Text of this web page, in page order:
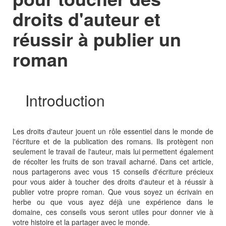
droits d'auteur et
réussir à publier un
roman
Introduction
Les droits d'auteur jouent un rôle essentiel dans le monde de
l'écriture et de la publication des romans. Ils protègent non
seulement le travail de l'auteur, mais lui permettent également
de récolter les fruits de son travail acharné. Dans cet article,
nous partagerons avec vous 15 conseils d'écriture précieux
pour vous aider à toucher des droits d'auteur et à réussir à
publier votre propre roman. Que vous soyez un écrivain en
herbe ou que vous ayez déjà une expérience dans le
domaine, ces conseils vous seront utiles pour donner vie à
votre histoire et la partager avec le monde.